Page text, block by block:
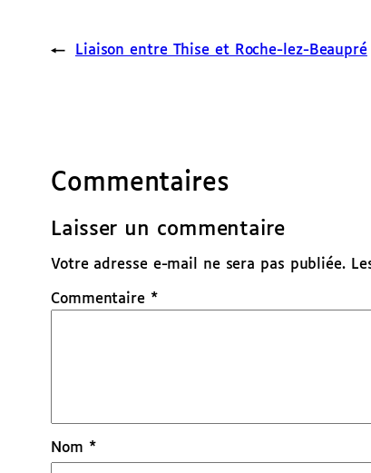
← Liaison entre Thise et Roche-lez-Beaupré
Commentaires
Laisser un commentaire
Votre adresse e-mail ne sera pas publiée.
Commentaire *
Nom *